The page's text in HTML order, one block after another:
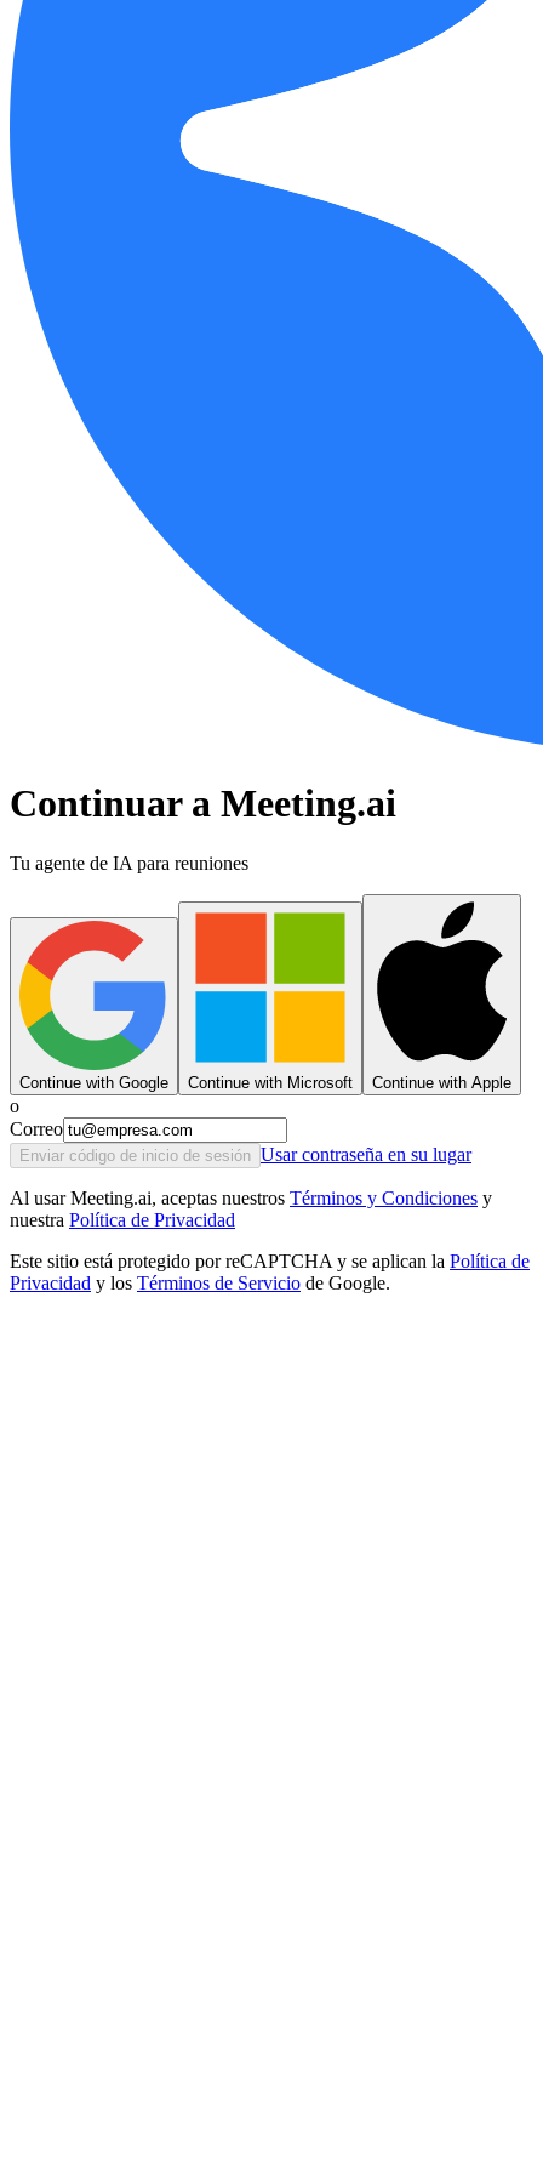
Continuar a Meeting.ai
Tu agente de IA para reuniones
Continue with Google Continue with Microsoft Continue with Apple
o
Correo
Enviar código de inicio de sesión Usar contraseña en su lugar
Al usar Meeting.ai, aceptas nuestros Términos y Condiciones y
nuestra Política de Privacidad
Este sitio está protegido por reCAPTCHA y se aplican la Política de
Privacidad y los Términos de Servicio de Google.